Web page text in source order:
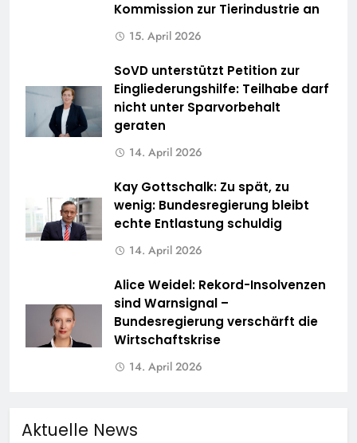
Kommission zur Tierindustrie an
15. April 2026
SoVD unterstützt Petition zur
Eingliederungshilfe: Teilhabe darf
nicht unter Sparvorbehalt
geraten
14. April 2026
Kay Gottschalk: Zu spät, zu
wenig: Bundesregierung bleibt
echte Entlastung schuldig
14. April 2026
Alice Weidel: Rekord-Insolvenzen
sind Warnsignal –
Bundesregierung verschärft die
Wirtschaftskrise
14. April 2026
Aktuelle News